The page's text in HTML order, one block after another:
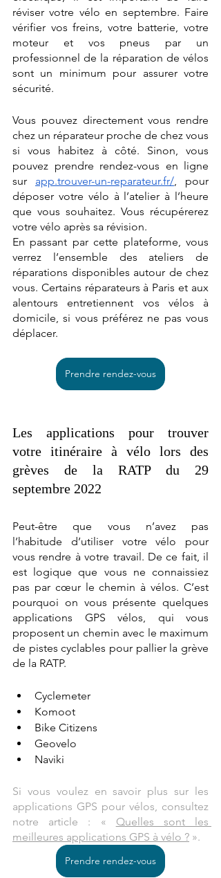
réviser votre vélo en septembre. Faire
vérifier vos freins, votre batterie, votre
moteur et vos pneus par un
professionnel de la réparation de vélos
sont un minimum pour assurer votre
sécurité.
Vous pouvez directement vous rendre
chez un réparateur proche de chez vous
si vous habitez à côté. Sinon, vous
pouvez prendre rendez-vous en ligne
sur app.trouver-un-reparateur.fr/, pour
déposer votre vélo à l’atelier à l’heure
que vous souhaitez. Vous récupérerez
votre vélo après sa révision.
En passant par cette plateforme, vous
verrez l’ensemble des ateliers de
réparations disponibles autour de chez
vous. Certains réparateurs à Paris et aux
alentours entretiennent vos vélos à
domicile, si vous préférez ne pas vous
déplacer.
Prendre rendez-vous
Les applications pour trouver
votre itinéraire à vélo lors des
grèves de la RATP du 29
septembre 2022
Peut-être que vous n’avez pas
l’habitude d’utiliser votre vélo pour
vous rendre à votre travail. De ce fait, il
est logique que vous ne connaissiez
pas par cœur le chemin à vélos. C’est
pourquoi on vous présente quelques
applications GPS vélos, qui vous
proposent un chemin avec le maximum
de pistes cyclables pour pallier la grève
de la RATP.
Cyclemeter
Komoot
Bike Citizens
Geovelo
Naviki
Si vous voulez en savoir plus sur les
applications GPS pour vélos, consultez
notre article : «
Quelles sont les
meilleures applications GPS à vélo ? ».
Prendre rendez-vous